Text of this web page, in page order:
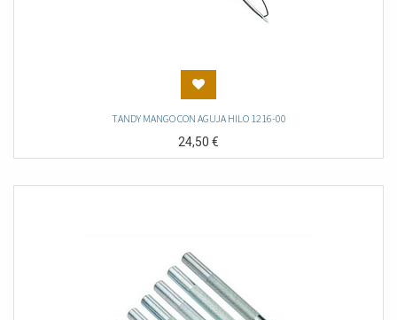
TANDY MANGO CON AGUJA HILO 1216-00
24,50€